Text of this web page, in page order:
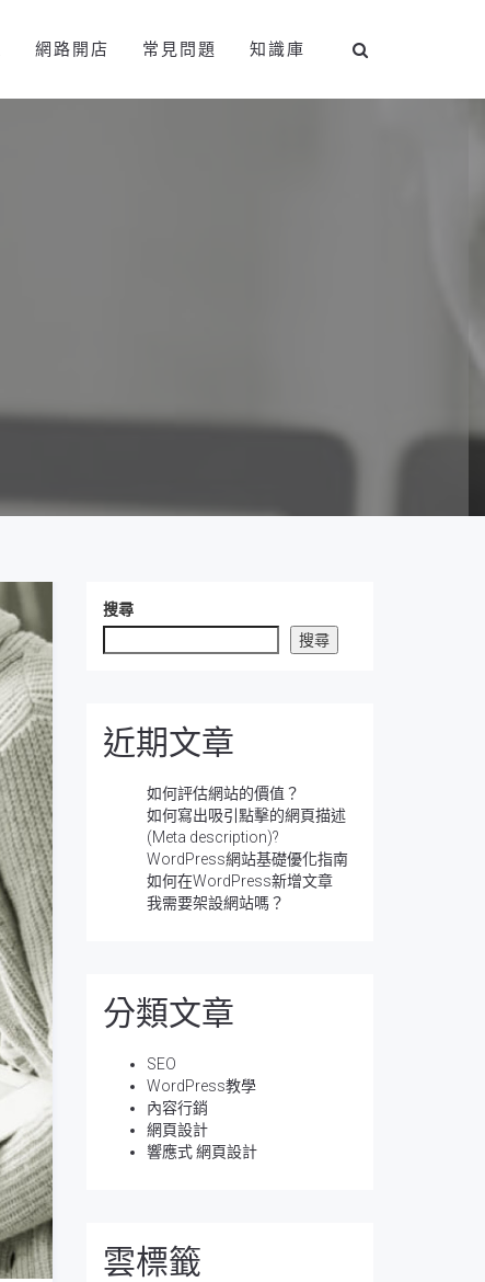
網路開店 常見問題 知識庫
搜尋
搜尋
近期文章
如何評估網站的價值？
如何寫出吸引點擊的網頁描述
(Meta description)?
WordPress網站基礎優化指南
如何在WordPress新增文章
我需要架設網站嗎？
分類文章
SEO
WordPress教學
內容行銷
網頁設計
響應式 網頁設計
雲標籤